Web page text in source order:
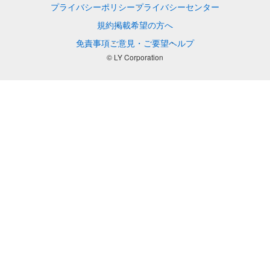
プライバシーポリシープライバシーセンター
規約掲載希望の方へ
免責事項ご意見・ご要望ヘルプ
© LY Corporation